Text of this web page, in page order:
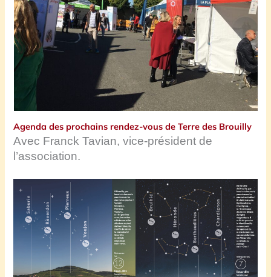
Agenda des prochains rendez-vous de Terre des Brouilly
Avec Franck Tavian, vice-président de
l’association.